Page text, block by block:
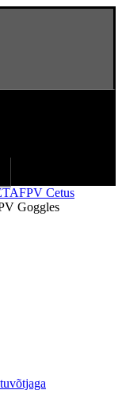
Cetus
Goggles